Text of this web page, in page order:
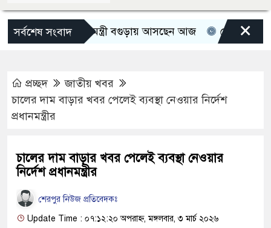
সর্বশেষ সংবাদ
তিন মন্ত্রী-প্রতিমন্ত্রী বগুড়ায় আসছেন আজ রোমান্টিক বার্তা
×
প্রচ্ছদ
জাতীয় খবর
চালের দাম বাড়ার খবর পেলেই ব্যবস্থা নেওয়ার নির্দেশ
প্রধানমন্ত্রীর
চালের দাম বাড়ার খবর পেলেই ব্যবস্থা নেওয়ার
নির্দেশ প্রধানমন্ত্রীর
শেরপুর নিউজ প্রতিবেদকঃ
Update Time : ০৭:১২:২০ অপরাহ্ন, মঙ্গলবার, ৩ মার্চ ২০২৬